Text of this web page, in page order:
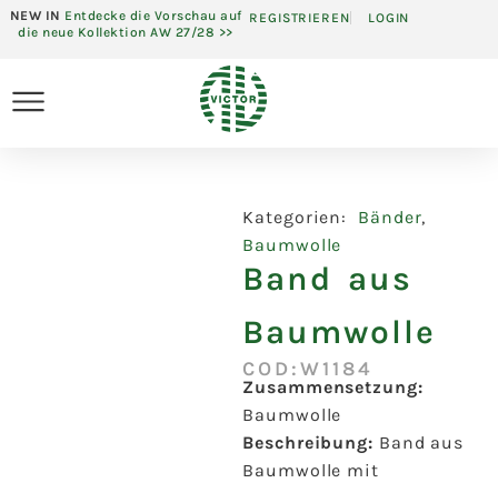
NEW IN Entdecke die Vorschau auf
die neue Kollektion AW 27/28 >>
REGISTRIEREN LOGIN
Kategorien: Bänder,
Baumwolle
Band aus
Baumwolle
COD:W1184
Zusammensetzung:
Baumwolle
Beschreibung: Band aus
Baumwolle mit